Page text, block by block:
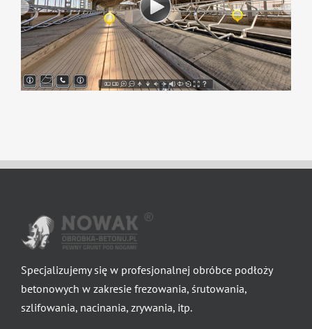
Specjalizujemy się w profesjonalnej obróbce podłoży
betonowych w zakresie frezowania, śrutowania,
szlifowania, nacinania, zrywania, itp.